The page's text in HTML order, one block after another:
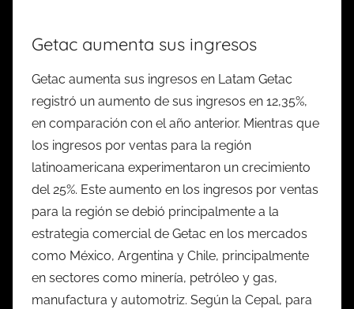
Getac aumenta sus ingresos
Getac aumenta sus ingresos en Latam Getac
registró un aumento de sus ingresos en 12,35%,
en comparación con el año anterior. Mientras que
los ingresos por ventas para la región
latinoamericana experimentaron un crecimiento
del 25%. Este aumento en los ingresos por ventas
para la región se debió principalmente a la
estrategia comercial de Getac en los mercados
como México, Argentina y Chile, principalmente
en sectores como minería, petróleo y gas,
manufactura y automotriz. Según la Cepal, para